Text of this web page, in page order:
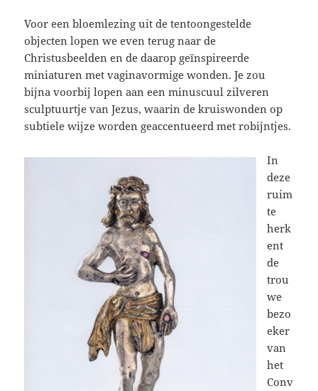
Voor een bloemlezing uit de tentoongestelde
objecten lopen we even terug naar de
Christusbeelden en de daarop geïnspireerde
miniaturen met vaginavormige wonden. Je zou
bijna voorbij lopen aan een minuscuul zilveren
sculptuurtje van Jezus, waarin de kruiswonden op
subtiele wijze worden geaccentueerd met robijntjes.
In
deze
ruim
te
herk
ent
de
trou
we
bezo
eker
van
het
Conv